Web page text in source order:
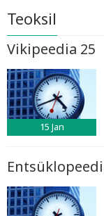
Teoksil
Vikipeedia 25
15 Jan